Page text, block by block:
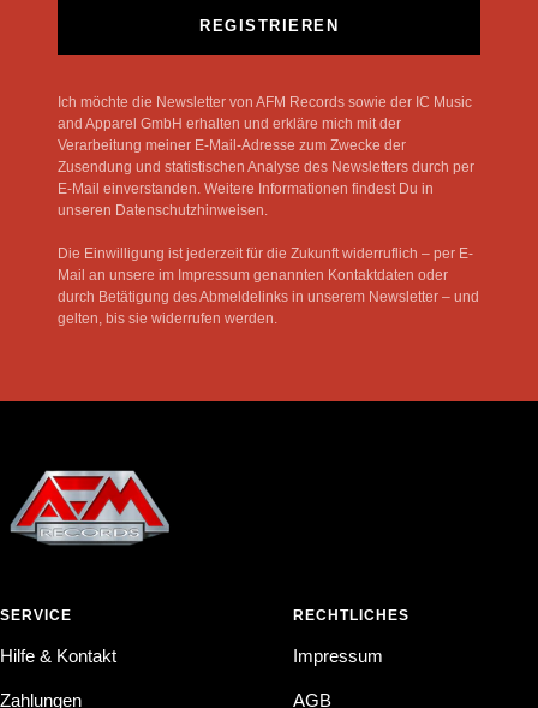
REGISTRIEREN
Ich möchte die Newsletter von AFM Records sowie der IC Music
and Apparel GmbH erhalten und erkläre mich mit der
Verarbeitung meiner E-Mail-Adresse zum Zwecke der
Zusendung und statistischen Analyse des Newsletters durch per
E-Mail einverstanden. Weitere Informationen findest Du in
unseren Datenschutzhinweisen.
Die Einwilligung ist jederzeit für die Zukunft widerruflich – per E-
Mail an unsere im Impressum genannten Kontaktdaten oder
durch Betätigung des Abmeldelinks in unserem Newsletter – und
gelten, bis sie widerrufen werden.
SERVICE
Hilfe & Kontakt
Zahlungen
RECHTLICHES
Impressum
AGB